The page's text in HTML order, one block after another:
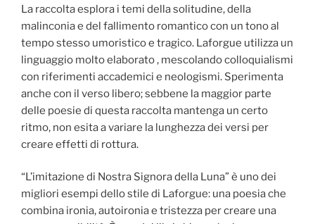
La raccolta esplora i temi della solitudine, della
malinconia e del fallimento romantico con un tono al
tempo stesso umoristico e tragico. Laforgue utilizza un
linguaggio molto elaborato , mescolando colloquialismi
con riferimenti accademici e neologismi. Sperimenta
anche con il verso libero; sebbene la maggior parte
delle poesie di questa raccolta mantenga un certo
ritmo, non esita a variare la lunghezza dei versi per
creare effetti di rottura.
“L’imitazione di Nostra Signora della Luna” è uno dei
migliori esempi dello stile di Laforgue: una poesia che
combina ironia, autoironia e tristezza per creare una